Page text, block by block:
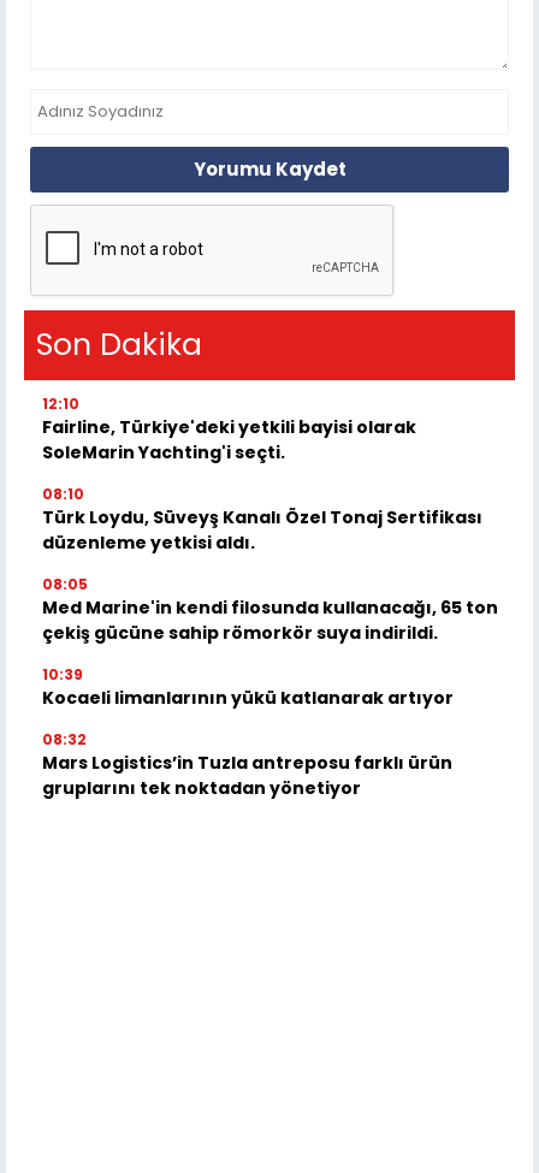
Yorumu Kaydet
Son Dakika
12:10
Fairline, Türkiye'deki yetkili bayisi olarak
SoleMarin Yachting'i seçti.
08:10
Türk Loydu, Süveyş Kanalı Özel Tonaj Sertifikası
düzenleme yetkisi aldı.
08:05
Med Marine'in kendi filosunda kullanacağı, 65 ton
çekiş gücüne sahip römorkör suya indirildi.
10:39
Kocaeli limanlarının yükü katlanarak artıyor
08:32
Mars Logistics’in Tuzla antreposu farklı ürün
gruplarını tek noktadan yönetiyor